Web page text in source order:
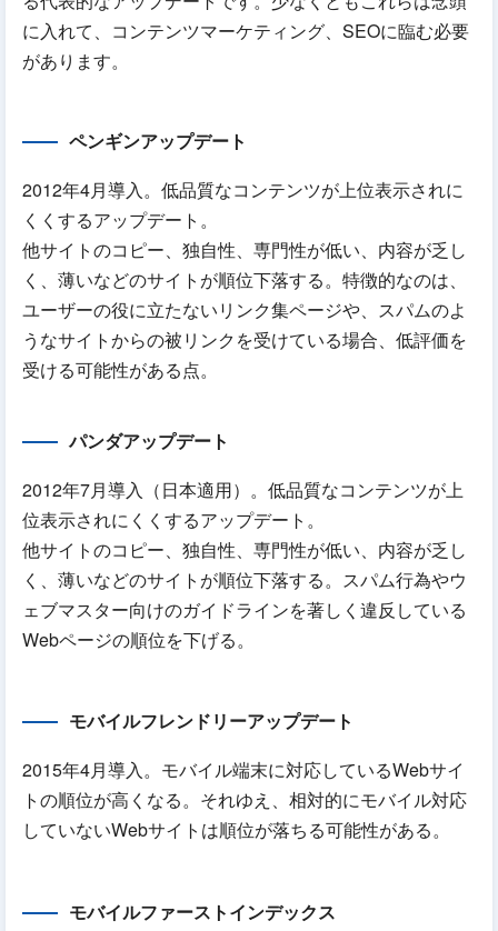
に入れて、コンテンツマーケティング、SEOに臨む必要
があります。
ペンギンアップデート
2012年4月導入。低品質なコンテンツが上位表示されに
くくするアップデート。
他サイトのコピー、独自性、専門性が低い、内容が乏し
く、薄いなどのサイトが順位下落する。特徴的なのは、
ユーザーの役に立たないリンク集ページや、スパムのよ
うなサイトからの被リンクを受けている場合、低評価を
受ける可能性がある点。
パンダアップデート
2012年7月導入（日本適用）。低品質なコンテンツが上
位表示されにくくするアップデート。
他サイトのコピー、独自性、専門性が低い、内容が乏し
く、薄いなどのサイトが順位下落する。スパム行為やウ
ェブマスター向けのガイドラインを著しく違反している
Webページの順位を下げる。
モバイルフレンドリーアップデート
2015年4月導入。モバイル端末に対応しているWebサイ
トの順位が高くなる。それゆえ、相対的にモバイル対応
していないWebサイトは順位が落ちる可能性がある。
モバイルファーストインデックス